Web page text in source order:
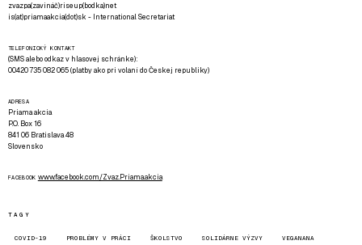
zvazpa(zavináč)riseup(bodka)net
is(at)priamaakcia(dot)sk - International Secretariat
TELEFONICKÝ KONTAKT
(SMS alebo odkaz v hlasovej schránke):
00420 735 082 065 (platby ako pri volaní do Českej republiky)
ADRESA
Priama akcia
P.O. Box 16
841 06 Bratislava 48
Slovensko
FACEBOOK www.facebook.com/Zvaz.Priama.akcia
TAGY
COVID-19 PROBLÉMY V PRÁCI ŠKOLSTVO SOLIDÁRNE VÝZVY VEGANANA